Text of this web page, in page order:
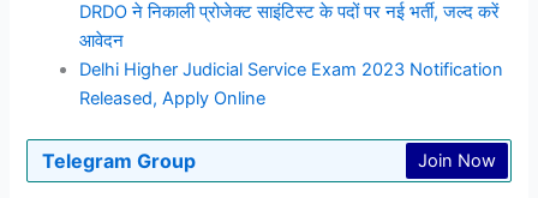
DRDO ने निकाली प्रोजेक्ट साइंटिस्ट के पदों पर नई भर्ती, जल्द करें
आवेदन
Delhi Higher Judicial Service Exam 2023 Notification
Released, Apply Online
Telegram Group Join Now